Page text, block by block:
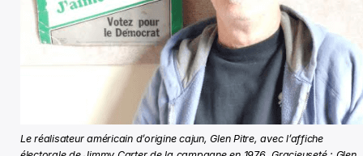
Le réalisateur américain d’origine cajun, Glen Pitre, avec l’affiche